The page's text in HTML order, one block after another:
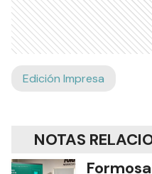
Edición Impresa
NOTAS